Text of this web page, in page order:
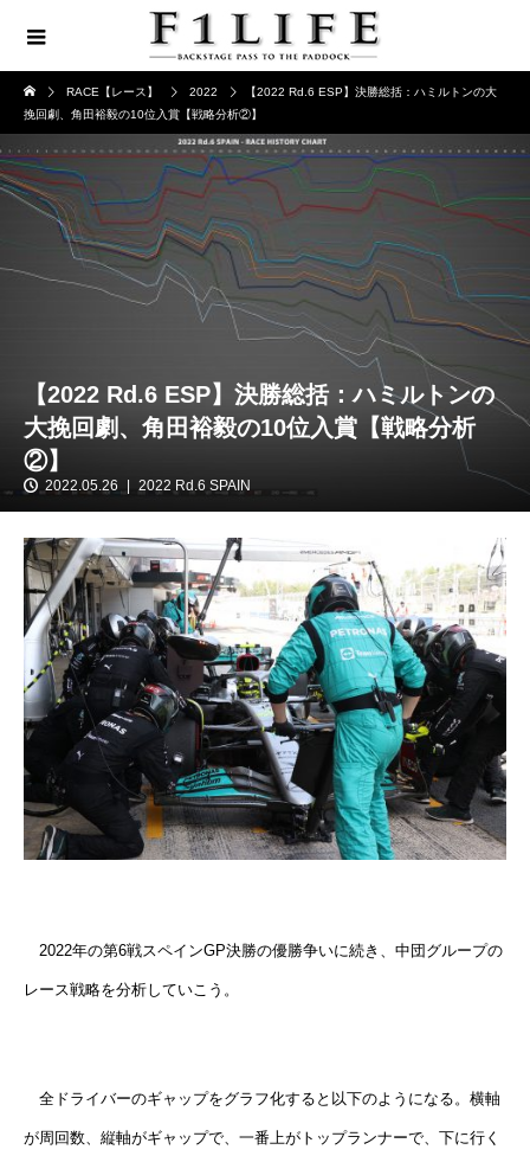
RACE【レース】 2022
【2022 Rd.6 ESP】決勝総括：ハミルトンの大
挽回劇、角田裕毅の10位入賞【戦略分析②】
【2022 Rd.6 ESP】決勝総括：ハミルトンの
大挽回劇、角田裕毅の10位入賞【戦略分析
②】
2022.05.26 2022 Rd.6 SPAIN
2022年の第6戦スペインGP決勝の優勝争いに続き、中団グループの
レース戦略を分析していこう。
全ドライバーのギャップをグラフ化すると以下のようになる。横軸
が周回数、縦軸がギャップで、一番上がトップランナーで、下に行く